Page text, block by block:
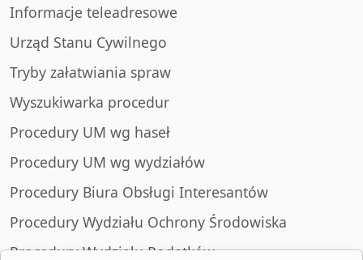
Informacje teleadresowe
Urząd Stanu Cywilnego
Tryby załatwiania spraw
Wyszukiwarka procedur
Procedury UM wg haseł
Procedury UM wg wydziałów
Procedury Biura Obsługi Interesantów
Procedury Wydziału Ochrony Środowiska
Procedury Wydziału Podatków